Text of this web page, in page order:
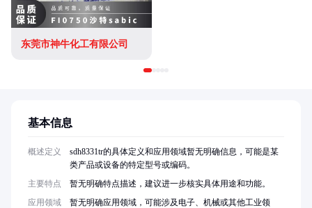
东莞市神牛化工有限公司
基本信息
概述定义
sdh8331tr的具体定义和应用领域暂无明确信息，可能是某
类产品或设备的特定型号或编码。
主要特点
暂无明确特点描述，建议进一步核实具体用途和功能。
应用领域
暂无明确应用领域，可能涉及电子、机械或其他工业领